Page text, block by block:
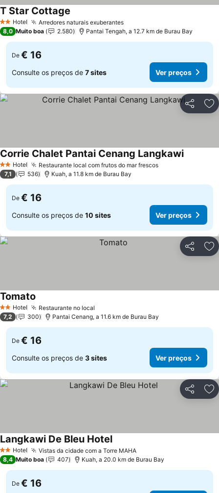
2 Estrelas
Hotel Arredores naturais exuberantesVer preços
T Star Cottage
8,0 Muito boa 2.580 Pantai Tengah, a 12.7 km de Burau Bay
De € 16
Consulte os preços de 7 sites Ver preços
Partilhar
2 Estrelas
Hotel Restaurante local com frutos do mar frescosVer preços
Corrie Chalet Pantai Cenang LangkawiVer
7,1 536 Kuah, a 11.8 km de Burau Bay
De € 16
Consulte os preços de 10 sites Ver preços
Partilhar
2 Estrelas
Hotel Restaurante no local
Tomato
7,2 300 Pantai Cenang, a 11.6 km de Burau Bay
De € 16
Consulte os preços de 3 sites Ver preços
Partilhar
2 Estrelas
Hotel Vistas da cidade com a Torre MAHAVer preços
Langkawi De Bleu HotelVer preços
8,4 Muito boa 407 Kuah, a 20.0 km de Burau Bay
De € 16